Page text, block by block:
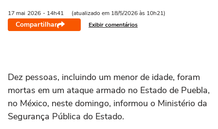
17 mai 2026 - 14h41 (atualizado em 18/5/2026 às 10h21)
Compartilhar Exibir comentários
Dez pessoas, incluindo um menor de idade, foram
mortas em ⁠um ataque armado ‌no Estado de Puebla,
no ‌México, neste ‌domingo, informou o ⁠Ministério da
Segurança Pública do Estado.